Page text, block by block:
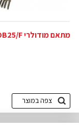
מתאם מודולרי RJ45-DB25/F
צפה במוצר